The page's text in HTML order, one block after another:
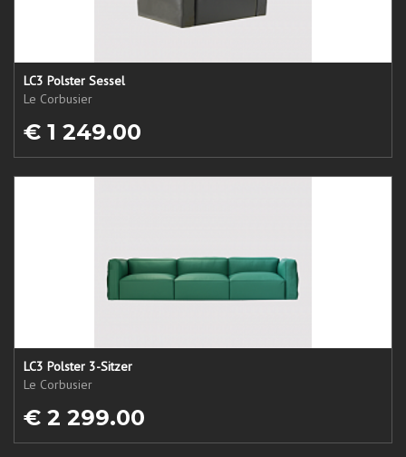
LC3 Polster Sessel
Le Corbusier
€ 1 249.00
LC3 Polster 3-Sitzer
Le Corbusier
€ 2 299.00